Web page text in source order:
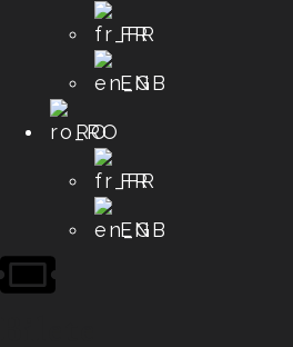
FR
EN
RO
FR
EN